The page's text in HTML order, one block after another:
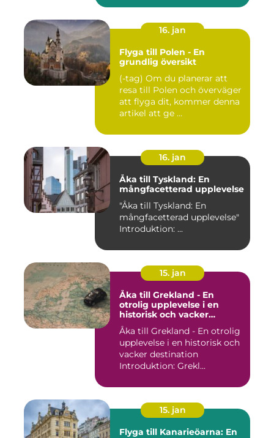
16. jan
Flyga till Polen - En
grundlig översikt
(-tag) Om du planerar att
resa till Polen och överväger
att flyga dit, kommer denna
artikel att ge ...
16. jan
Åka till Tyskland: En
mångfacetterad upplevelse
"Åka till Tyskland: En
mångfacetterad upplevelse"
Introduktion: ...
15. jan
Åka till Grekland - En
otrolig upplevelse i en
historisk och vacker
destination
Åka till Grekland - En otrolig
upplevelse i en historisk och
vacker destination
Introduktion: Grekl...
15. jan
Flyga till Kanarieöarna: En